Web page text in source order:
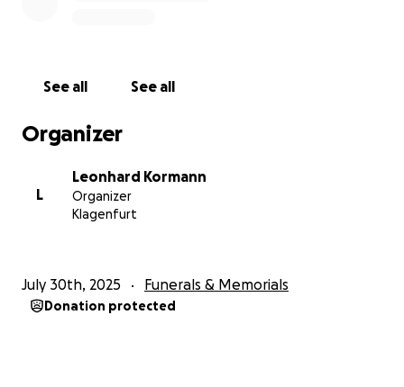
See all See all
Organizer
L
Leonhard Kormann
Organizer
Klagenfurt
July 30th, 2025 Funerals & Memorials
Donation protected